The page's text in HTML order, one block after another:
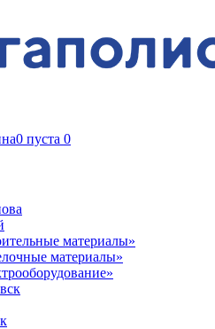
0 пуста 0
материалы»
материалы»